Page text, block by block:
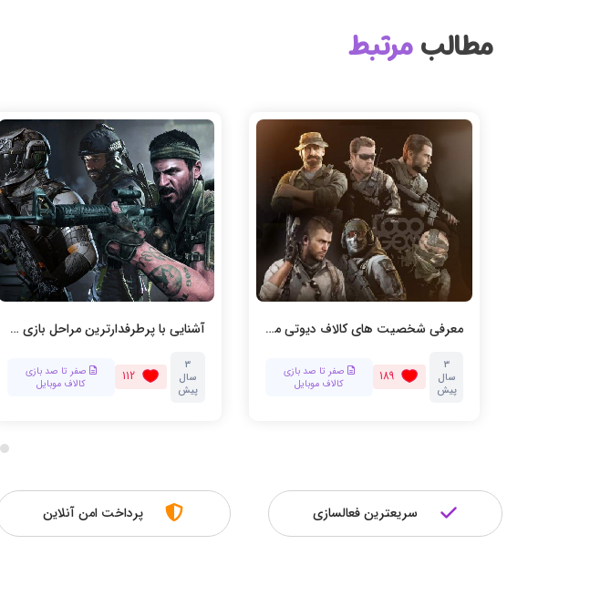
مطالبمرتبط
آشنایی با پرطرفدارترین مراحل بازی کالاف دیوتی
3
سال
پیش
112
صفر تا صد بازی
کالاف موبایل
معرفی شخصیت های کالاف دیوتی موبایل
3
سال
پیش
189
صفر تا صد بازی
کالاف موبایل
سریعترین فعالسازی پرداخت امن آنلاین